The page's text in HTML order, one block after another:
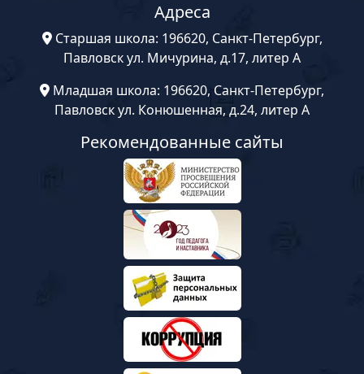
Адреса
Старшая школа: 196620, Санкт-Петербург,
Павловск ул. Мичурина, д.17, литер А
Младшая школа: 196620, Санкт-Петербург,
Павловск ул. Конюшенная, д.24, литер А
Рекомендованные сайты